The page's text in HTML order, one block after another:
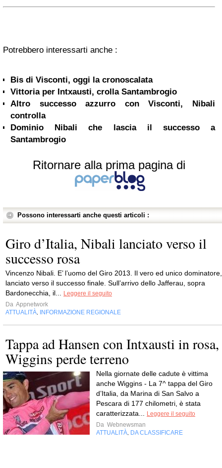
Potrebbero interessarti anche :
Bis di Visconti, oggi la cronoscalata
Vittoria per Intxausti, crolla Santambrogio
Altro successo azzurro con Visconti, Nibali
controlla
Dominio Nibali che lascia il successo a
Santambrogio
Ritornare alla prima pagina di
Possono interessarti anche questi articoli :
Giro d’Italia, Nibali lanciato verso il
successo rosa
Vincenzo Nibali. E’ l’uomo del Giro 2013. Il vero ed unico dominatore,
lanciato verso il successo finale. Sull’arrivo dello Jafferau, sopra
Bardonecchia, il...
Leggere il seguito
Da Appnetwork
ATTUALITÀ INFORMAZIONE REGIONALE
Tappa ad Hansen con Intxausti in rosa,
Wiggins perde terreno
Nella giornate delle cadute è vittima
anche Wiggins - La 7^ tappa del Giro
d’Italia, da Marina di San Salvo a
Pescara di 177 chilometri, è stata
caratterizzata...
Leggere il seguito
Da Webnewsman
ATTUALITÀ DA CLASSIFICARE